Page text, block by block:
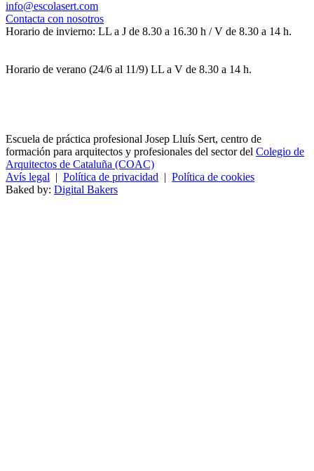
info@escolasert.com
Contacta con nosotros
Horario de invierno: LL a J de 8.30 a 16.30 h / V de 8.30 a 14 h.
Horario de verano (24/6 al 11/9) LL a V de 8.30 a 14 h.
Escuela de práctica profesional Josep Lluís Sert, centro de
formación para arquitectos y profesionales del sector del Colegio de
Arquitectos de Cataluña (COAC)
Avís legal | Política de privacidad | Política de cookies
Baked by: Digital Bakers